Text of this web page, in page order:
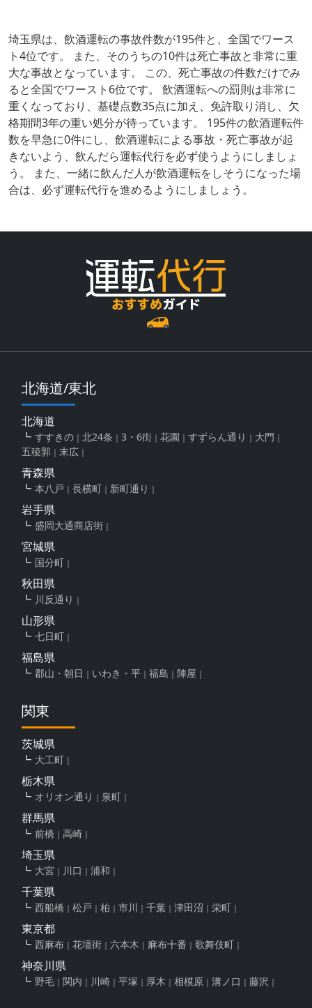
埼玉県は、飲酒運転の事故件数が195件と、全国でワース
ト4位です。 また、そのうちの10件は死亡事故と非常に重
大な事故となっています。 この、死亡事故の件数だけでみ
ると全国でワースト6位です。 飲酒運転への罰則は非常に
重くなっており、基礎点数35点に加え、免許取り消し、欠
格期間3年の重い処分が待っています。 195件の飲酒運転件
数を早急に0件にし、飲酒運転による事故・死亡事故が起
きないよう、飲んだら運転代行を必ず使うようにしましょ
う。 また、一緒に飲んだ人が飲酒運転をしそうになった場
合は、必ず運転代行を進めるようにしましょう。
北海道/東北
北海道
すすきの 北24条 3・6街 花園 すずらん通り
大門
五稜郭
末広
青森県
本八戸 長横町 新町通り
岩手県
盛岡大通商店街
宮城県
国分町
秋田県
川反通り
山形県
七日町
福島県
郡山・朝日 いわき・平 福島 陣屋
関東
茨城県
大工町
栃木県
オリオン通り 泉町
群馬県
前橋 高崎
埼玉県
大宮 川口 浦和
千葉県
西船橋 松戸 柏 市川 千葉 津田沼 栄町
東京都
西麻布 花壇街 六本木 麻布十番 歌舞伎町
神奈川県
野毛 関内 川崎 平塚 厚木 相模原 溝ノ口 藤沢